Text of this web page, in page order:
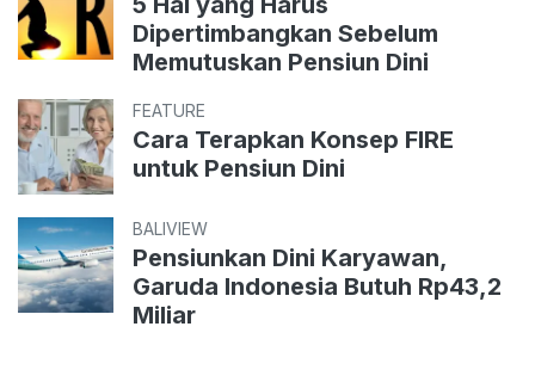
Dipertimbangkan Sebelum
Memutuskan Pensiun Dini
FEATURE
Cara Terapkan Konsep FIRE
untuk Pensiun Dini
BALIVIEW
Pensiunkan Dini Karyawan,
Garuda Indonesia Butuh Rp43,2
Miliar